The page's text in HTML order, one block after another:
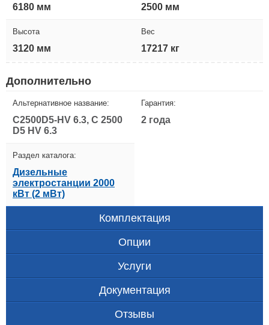
6180 мм 2500 мм
Высота
3120 мм
Вес
17217 кг
Дополнительно
Альтернативное название:
C2500D5-HV 6.3, C 2500
D5 HV 6.3
Гарантия:
2 года
Раздел каталога:
Дизельные
электростанции 2000
кВт (2 мВт)
Комплектация
Опции
Услуги
Документация
Отзывы